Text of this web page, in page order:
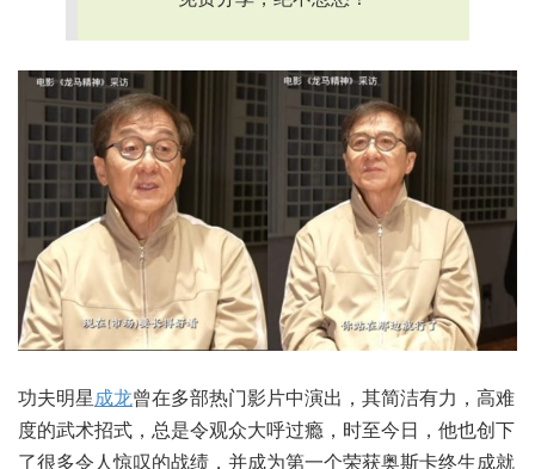
功夫明星成龙曾在多部热门影片中演出，其简洁有力，高难
度的武术招式，总是令观众大呼过瘾，时至今日，他也创下
了很多令人惊叹的战绩，并成为第一个荣获奥斯卡终生成就